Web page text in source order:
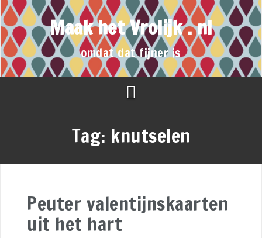
Maak het Vrolijk . nl
omdat dat fijner is
Tag: knutselen
Peuter valentijnskaarten
uit het hart